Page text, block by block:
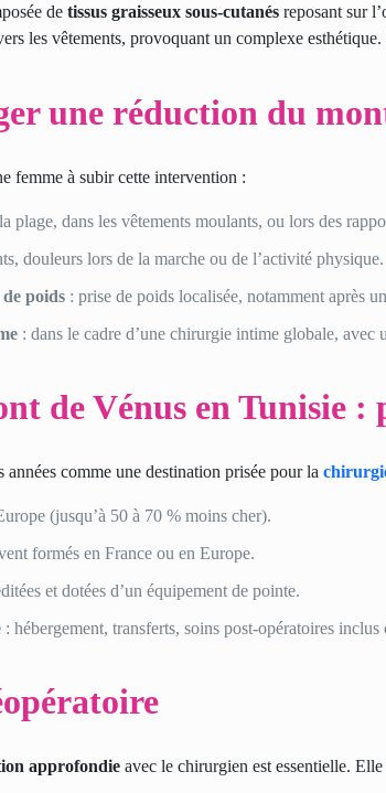
detissus graisseux sous-cutanés reposant sur
les vêtements, provoquant un complexe
une réduction du
femme à subir cette intervention :
plage, dans les vêtements moulants, ou lors des
douleurs lors de la marche ou de l’activité physique.
poids : prise de poids localisée, notamment après
: dans le cadre d’une chirurgie intime globale,
de Vénus en Tunisie :
années comme une destination prisée pour la
(jusqu’à 50 à 70 % moins cher).
formés en France ou en Europe.
et dotées d’un équipement de pointe.
: hébergement, transferts, soins post-opératoires
approfondie avec le chirurgien est essentielle. Elle